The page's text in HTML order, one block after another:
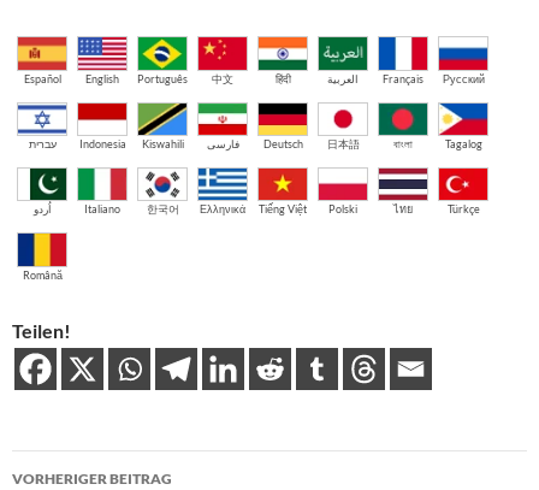
Español English Português 中文 हिंदी العربية Français Русский
עברית Indonesia Kiswahili فارسی Deutsch 日本語 বাংলা Tagalog
اُردو Italiano 한국어 Ελληνικά Tiếng Việt Polski ไทย Türkçe
Română
Teilen!
Beitragsnavigation
VORHERIGER BEITRAG